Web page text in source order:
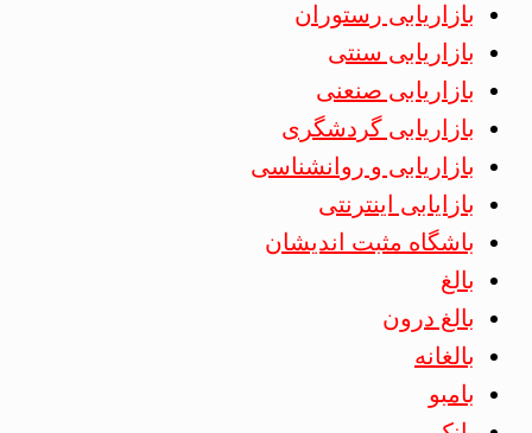
بازاریابی رستوران
بازاریابی سنتی
بازاریابی صنعنی
بازاریابی گردشگری
بازاریابی و روانشناسی
بازایابی اینترنتی
باشگاه مثبت اندیشان
بالغ
بالغ درون
بالغانه
بامبو